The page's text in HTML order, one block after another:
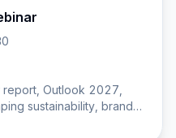
Outlook 2027,
sustainability, brand